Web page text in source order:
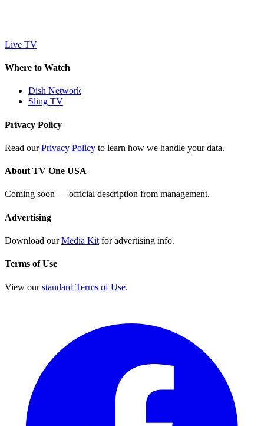
Live TV
Where to Watch
Dish Network
Sling TV
Privacy Policy
Read ourPrivacy Policy to learn how we handle your data.
About TV One USA
Coming soon — official description from management.
Advertising
Download ourMedia Kit for advertising info.
Terms of Use
View ourstandard Terms of Use.